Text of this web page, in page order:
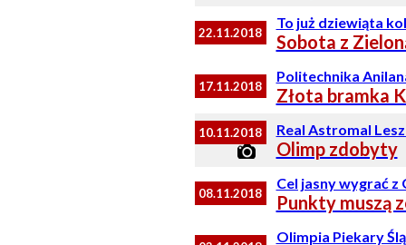
22.11.2018
To już dziewiąta
Sobota z
17.11.2018
Politechnika
Złota bramka
10.11.2018 Real Astromal
Olimp zdobyty
08.11.2018
Cel jasny wygrać
Punkty muszą
Olimpia Piekary